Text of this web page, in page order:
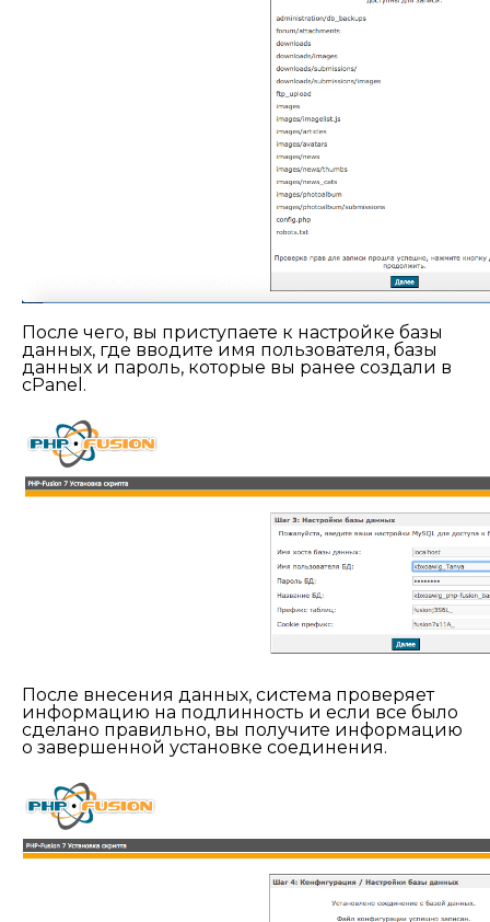
После чего, вы приступаете к настройке базы
данных, где вводите имя пользователя, базы
данных и пароль, которые вы ранее создали в
cPanel.
После внесения данных, система проверяет
информацию на подлинность и если все было
сделано правильно, вы получите информацию
о завершенной установке соединения.